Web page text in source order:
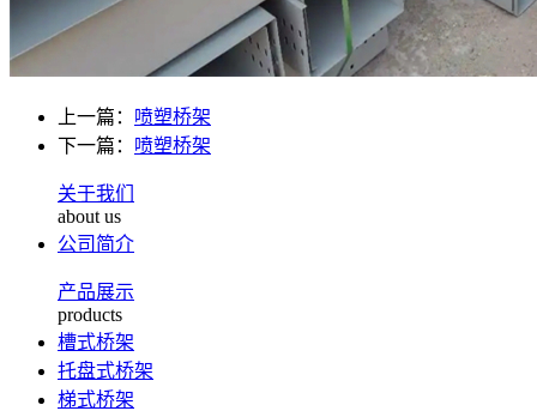
上一篇： 喷塑桥架
下一篇： 喷塑桥架
关于我们
about us
公司简介
产品展示
products
槽式桥架
托盘式桥架
梯式桥架